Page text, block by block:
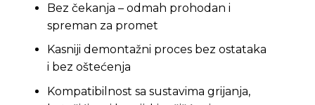
Bez čekanja – odmah prohodan i
spreman za promet
Kasniji demontažni proces bez ostataka
i bez oštećenja
Kompatibilnost sa sustavima grijanja,